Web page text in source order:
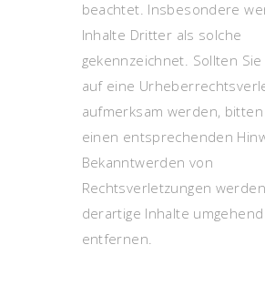
beachtet. Insbesondere
Inhalte Dritter als solche
gekennzeichnet. Sollten
auf eine
aufmerksam werden,
einen entsprechenden
Bekanntwerden von
Rechtsverletzungen
derartige Inhalte umgehend
entfernen.